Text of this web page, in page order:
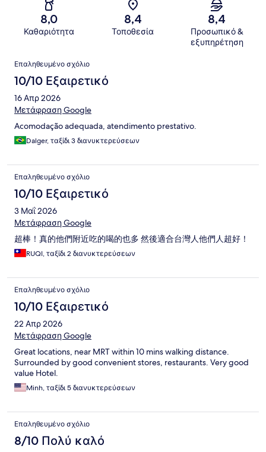
8,0
Καθαριότητα
8,4
Τοποθεσία
8,4
Προσωπικό &
εξυπηρέτηση
Σχόλια
Επαληθευμένο σχόλιο
10/10 Εξαιρετικό
16 Απρ 2026
Μετάφραση Google
Acomodação adequada, atendimento prestativo.
Dalger, ταξίδι 3 διανυκτερεύσεων
Επαληθευμένο σχόλιο
10/10 Εξαιρετικό
3 Μαΐ 2026
Μετάφραση Google
超棒！真的他們附近吃的喝的也多 然後適合台灣人他們人超好！
RUQI, ταξίδι 2 διανυκτερεύσεων
Επαληθευμένο σχόλιο
10/10 Εξαιρετικό
22 Απρ 2026
Μετάφραση Google
Great locations, near MRT within 10 mins walking distance.
Surrounded by good convenient stores, restaurants. Very good
value Hotel.
Minh, ταξίδι 5 διανυκτερεύσεων
Επαληθευμένο σχόλιο
8/10 Πολύ καλό